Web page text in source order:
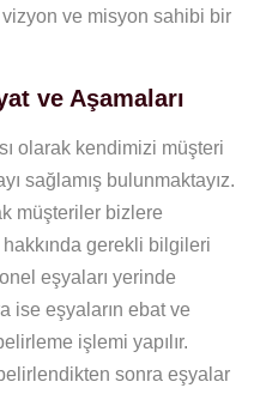
ve misyon sahibi bir
ve Aşamaları
olarak kendimizi müşteri
sağlamış bulunmaktayız.
müşteriler bizlere
hakkında gerekli bilgileri
eşyaları yerinde
ise eşyaların ebat ve
işlemi yapılır.
sonra eşyalar